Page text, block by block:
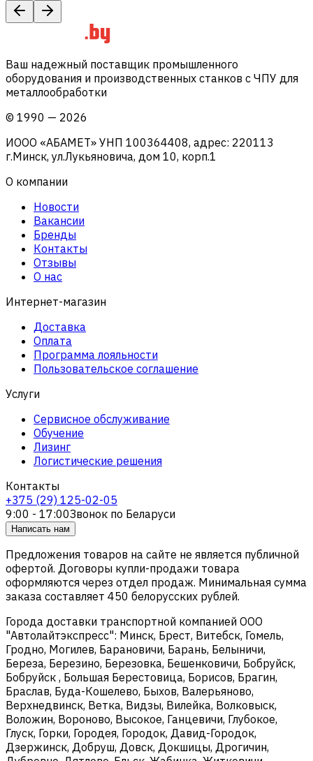
Ваш надежный поставщик промышленного
оборудования и производственных станков с ЧПУ для
металлообработки
© 1990 — 2026
ИООО «АБАМЕТ» УНП 100364408, адрес: 220113
г.Минск, ул.Лукьяновича, дом 10, корп.1
О компании
Новости
Вакансии
Бренды
Контакты
Отзывы
О нас
Интернет-магазин
Доставка
Оплата
Программа лояльности
Пользовательское соглашение
Услуги
Сервисное обслуживание
Обучение
Лизинг
Логистические решения
Контакты
+375 (29) 125-02-05
9:00 - 17:00Звонок по Беларуси
Написать нам
Предложения товаров на сайте не является публичной
офертой. Договоры купли-продажи товара
оформляются через отдел продаж. Минимальная сумма
заказа составляет 450 белорусских рублей.
Города доставки транспортной компанией ООО
"Автолайтэкспресс": Минск, Брест, Витебск, Гомель,
Гродно, Могилев, Барановичи, Барань, Белыничи,
Береза, Березино, Березовка, Бешенковичи, Бобруйск,
Бобруйск , Большая Берестовица, Борисов, Брагин,
Браслав, Буда-Кошелево, Быхов, Валерьяново,
Верхнедвинск, Ветка, Видзы, Вилейка, Волковыск,
Воложин, Вороново, Высокое, Ганцевичи, Глубокое,
Глуск, Горки, Городея, Городок, Давид-Городок,
Дзержинск, Добруш, Довск, Докшицы, Дрогичин,